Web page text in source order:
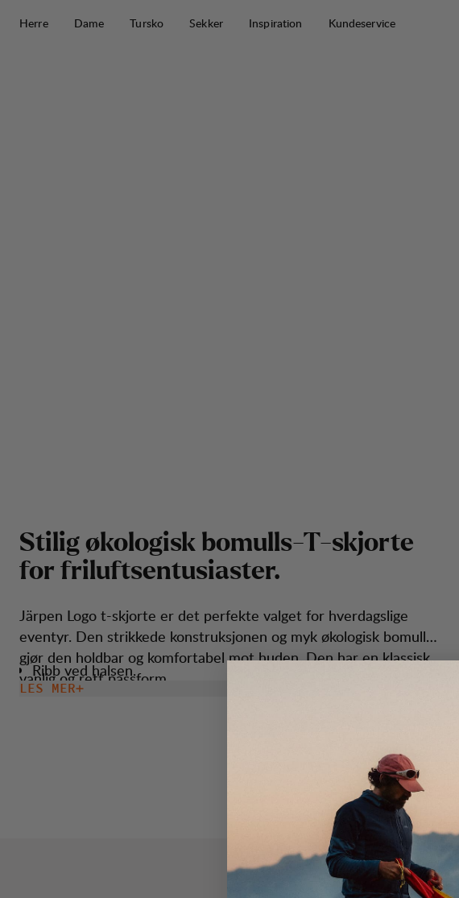
Herre
Dame Tursko Sekker Inspiration Kundeservice
Stilig økologisk bomulls-T-skjorte
for friluftsentusiaster.
Järpen Logo t-skjorte er det perfekte valget for hverdagslige
eventyr. Den strikkede konstruksjonen og myk økologisk bomull
gjør den holdbar og komfortabel mot huden. Den har en klassisk,
vanlig og rett passform.
Ribb ved halsen.
LES MER